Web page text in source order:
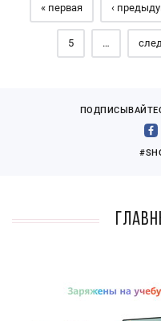
« первая ‹
5 …